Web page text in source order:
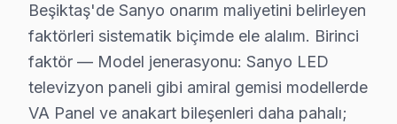
2025 yılında Beşiktaş ilçesinde Sanyo ekran'lere dair
Beşiktaş, İstanbul'un merkezi bir ilçesi olarak geniş
Sanyo modellerinin bu bölgede dağılımına
Somut gözlemler arasında, Beşiktaş'taki bir
Beşiktaş'de Sanyo onarım maliyetini belirleyen
faktörleri sistematik biçimde ele alalım. Birinci
faktör — Model jenerasyonu: Sanyo LED
televizyon paneli gibi amiral gemisi modellerde
VA Panel ve anakart bileşenleri daha pahalı;